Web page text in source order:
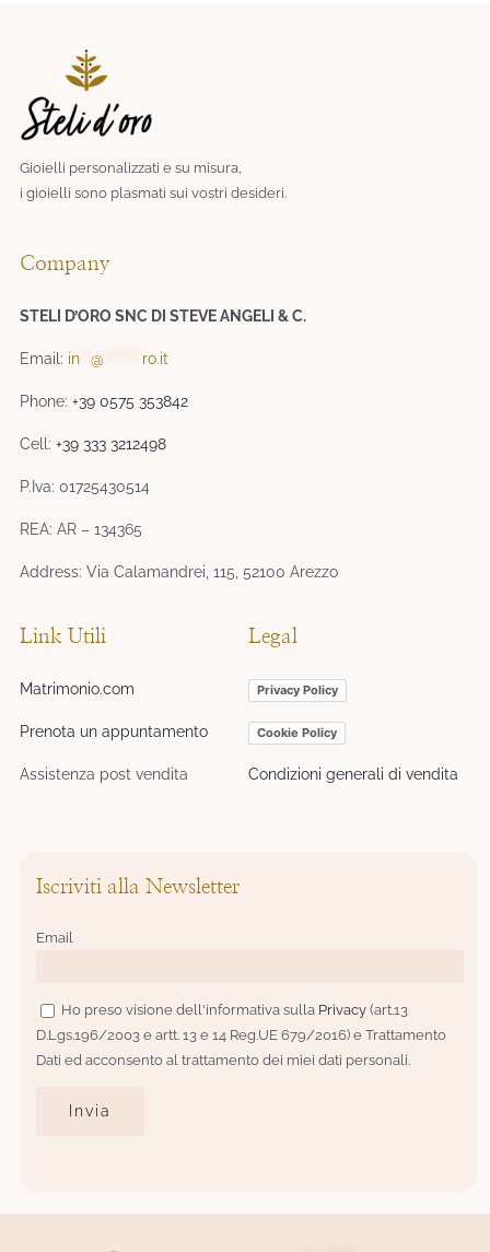
Gioielli personalizzati e su misura,
i gioielli sono plasmati sui vostri desideri.​
Company
STELI D’ORO SNC DI STEVE ANGELI & C.
Email: in **@ ro.it
Phone:+39 0575 353842
Cell:+39 333 3212498
P.Iva: 01725430514
REA: AR – 134365
Address: Via Calamandrei, 115, 52100 Arezzo
Link Utili
Matrimonio.com
Prenota un appuntamento
Assistenza post vendita
Legal
Privacy Policy
Cookie Policy
Condizioni generali di vendita
Iscriviti alla Newsletter
Email
Ho preso visione dell'informativa sulla Privacy (art.13
D.Lgs.196/2003 e artt. 13 e 14 Reg.UE 679/2016) e Trattamento
Dati ed acconsento al trattamento dei miei dati personali.